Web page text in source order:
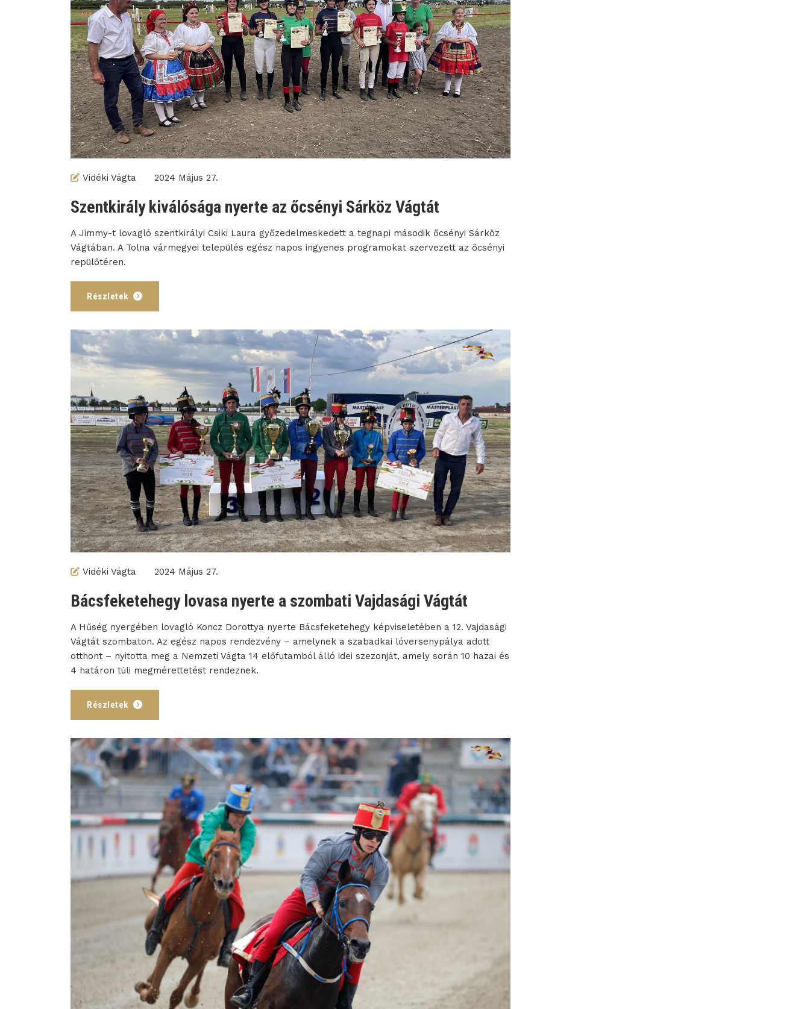
Vidéki Vágta 2024 Május 27.
Szentkirály kiválósága nyerte az őcsényi Sárköz Vágtát
A Jimmy-t lovagló szentkirályi Csiki Laura győzedelmeskedett a tegnapi második őcsényi Sárköz
Vágtában. A Tolna vármegyei település egész napos ingyenes programokat szervezett az őcsényi
repülőtéren.
Részletek
Vidéki Vágta 2024 Május 27.
Bácsfeketehegy lovasa nyerte a szombati Vajdasági Vágtát
A Hűség nyergében lovagló Koncz Dorottya nyerte Bácsfeketehegy képviseletében a 12. Vajdasági
Vágtát szombaton. Az egész napos rendezvény – amelynek a szabadkai lóversenypálya adott
otthont – nyitotta meg a Nemzeti Vágta 14 előfutamból álló idei szezonját, amely során 10 hazai és
4 határon túli megmérettetést rendeznek.
Részletek